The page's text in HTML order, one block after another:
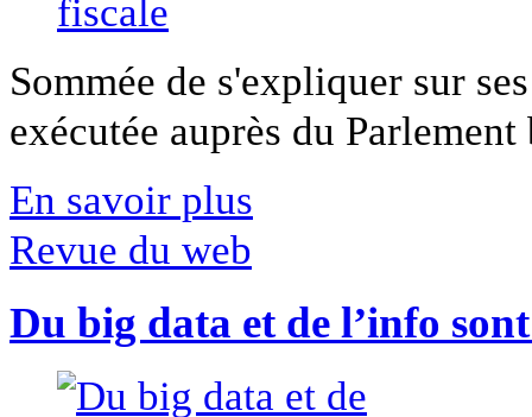
Sommée de s'expliquer sur
exécutée auprès du
En savoir plus
Revue du web
Du big data et de l’info